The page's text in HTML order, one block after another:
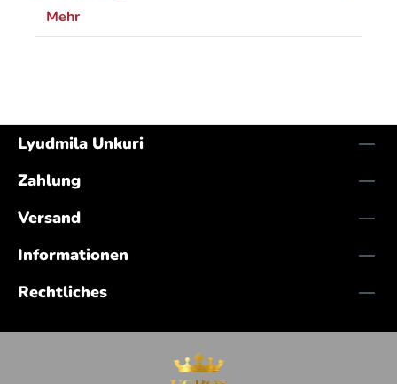
Mehr
Lyudmila Unkuri
Zahlung
Versand
Informationen
Rechtliches